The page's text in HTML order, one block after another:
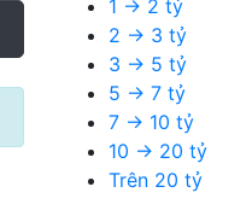
1 → 2 tỷ
2 → 3 tỷ
3 → 5 tỷ
5 → 7 tỷ
7 → 10 tỷ
10 → 20 tỷ
Trên 20 tỷ